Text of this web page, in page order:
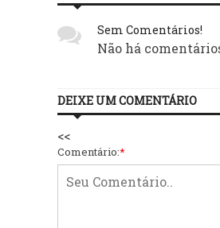
Sem Comentários!
Não há
DEIXE UM COMENTÁRIO
<<
Comentário:*